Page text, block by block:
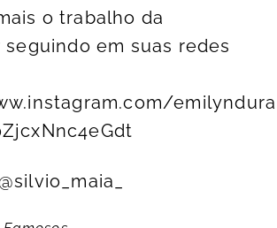
o trabalho da
em suas redes